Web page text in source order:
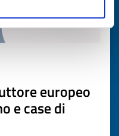
europeo
e case di